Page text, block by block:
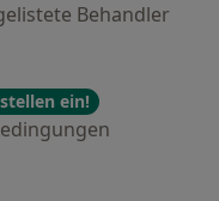
Behandler
ein!